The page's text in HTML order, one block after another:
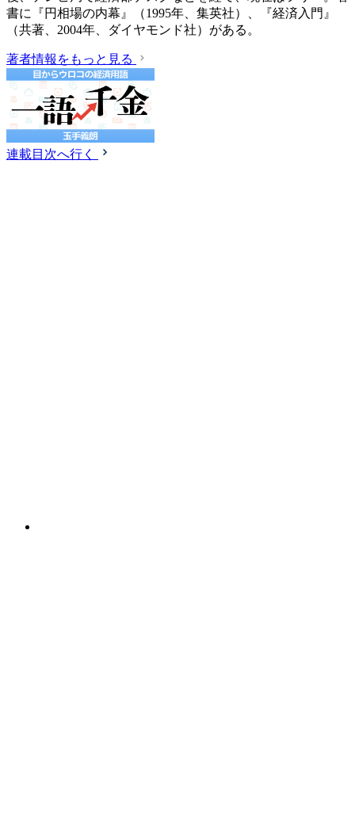
書に『円相場の内幕』（1995年、集英社）、『経済入門』
（共著、2004年、ダイヤモンド社）がある。
著者情報をもっと見る
連載目次へ行く